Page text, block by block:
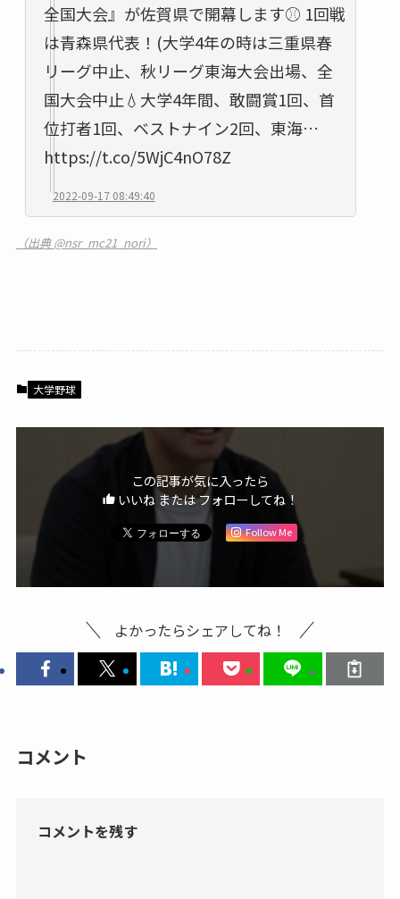
全国大会』が佐賀県で開幕します⚾️ 1回戦
は青森県代表！(大学4年の時は三重県春
リーグ中止、秋リーグ東海大会出場、全
国大会中止💧大学4年間、敢闘賞1回、首
位打者1回、ベストナイン2回、東海…
https://t.co/5WjC4nO78Z
2022-09-17 08:49:40
（出典 @nsr_mc21_nori）
大学野球
この記事が気に入ったら
いいね または フォローしてね！
Follow Me
よかったらシェアしてね！
コメント
コメントを残す